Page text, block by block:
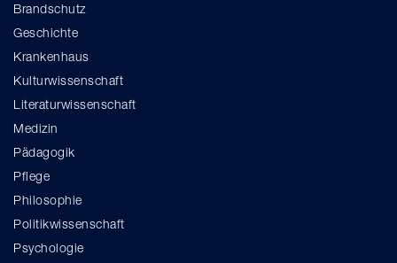
Brandschutz
Geschichte
Krankenhaus
Kulturwissenschaft
Literaturwissenschaft
Medizin
Pädagogik
Pflege
Philosophie
Politikwissenschaft
Psychologie